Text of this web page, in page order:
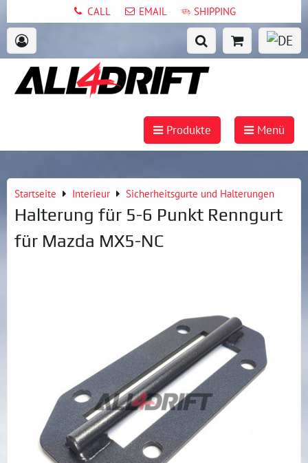
CALL EMAIL SHIPPING
Produkte Menü
Startseite Interieur Sicherheitsgurte und Halterungen
Halterung für 5-6 Punkt Renngurt
für Mazda MX5-NC